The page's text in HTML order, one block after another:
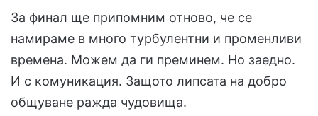
За финал ще припомним отново, че се
намираме в много турбулентни и променливи
времена. Можем да ги преминем. Но заедно.
И с комуникация. Защото липсата на добро
общуване ражда чудовища.